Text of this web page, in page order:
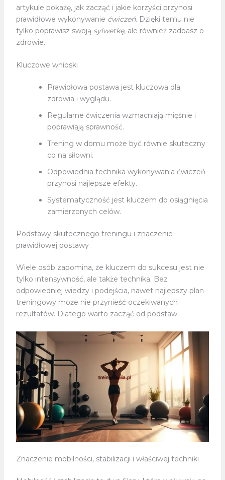
artykule pokażę, jak zacząć i jakie korzyści przynosi
prawidłowe wykonywanie ćwiczeń. Dzięki temu nie
tylko poprawisz swoją sylwetkę, ale również zadbasz o
zdrowie.
Kluczowe wnioski
Prawidłowa postawa jest kluczowa dla
zdrowia i wyglądu.
Regularne ćwiczenia wzmacniają mięśnie i
poprawiają sprawność.
Trening w domu może być równie skuteczny
co na siłowni.
Odpowiednia technika wykonywania ćwiczeń
przynosi najlepsze efekty.
Systematyczność jest kluczem do osiągnięcia
zamierzonych celów.
Podstawy skutecznego treningu i znaczenie
prawidłowej postawy
Wiele osób zapomina, że kluczem do sukcesu jest nie
tylko intensywność, ale także technika. Bez
odpowiedniej wiedzy i podejścia, nawet najlepszy plan
treningowy może nie przynieść oczekiwanych
rezultatów. Dlatego warto zacząć od podstaw.
Znaczenie mobilności, stabilizacji i właściwej techniki